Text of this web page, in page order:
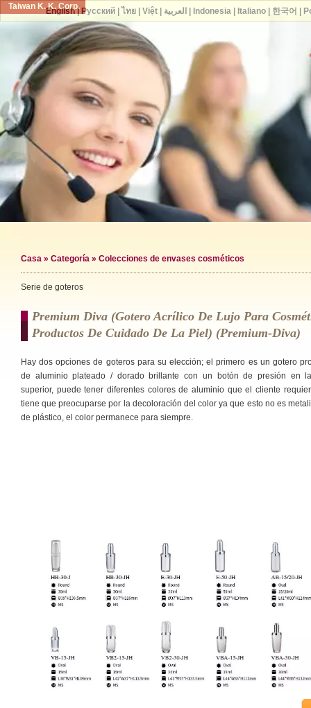
Taiwan K. K. Corp.
Casa » Categoría » Colecciones de envases cosméticos
Serie de goteros
Premium Diva (gotero Acrílico De Lujo Para
Productos De Cuidado De La Piel) (premium-Diva)
Hay dos opciones de goteros para su elección; el primero es un gotero
de aluminio plateado / dorado brillante con un botón de presión en
superior, puede tener diferentes colores de aluminio que el cliente
tiene que preocuparse por la decoloración del color ya que esto no es
de plástico, el color permanece para siempre.
English| Русский| ไทย| Việt| العربية Indonesia| Italiano| 한국어